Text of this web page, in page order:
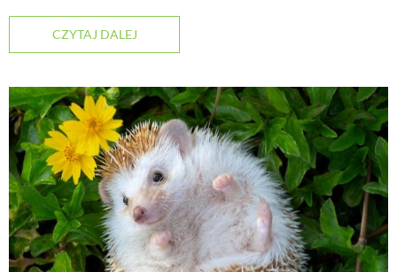
CZYTAJ DALEJ
URODA
DLA DOMU
EKO ŻYCIE
PRZYRODA